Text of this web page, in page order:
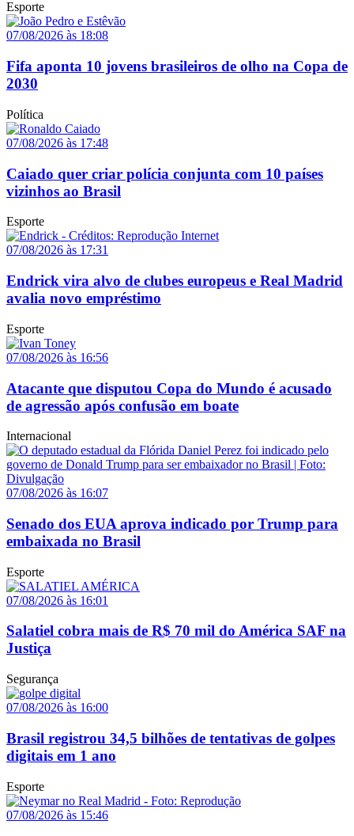
Esporte
07/08/2026 às 18:08
Fifa aponta 10 jovens brasileiros de olho na Copa de
2030
Política
07/08/2026 às 17:48
Caiado quer criar polícia conjunta com 10 países
vizinhos ao Brasil
Esporte
07/08/2026 às 17:31
Endrick vira alvo de clubes europeus e Real Madrid
avalia novo empréstimo
Esporte
07/08/2026 às 16:56
Atacante que disputou Copa do Mundo é acusado
de agressão após confusão em boate
Internacional
07/08/2026 às 16:07
Senado dos EUA aprova indicado por Trump para
embaixada no Brasil
Esporte
07/08/2026 às 16:01
Salatiel cobra mais de R$ 70 mil do América SAF na
Justiça
Segurança
07/08/2026 às 16:00
Brasil registrou 34,5 bilhões de tentativas de golpes
digitais em 1 ano
Esporte
07/08/2026 às 15:46